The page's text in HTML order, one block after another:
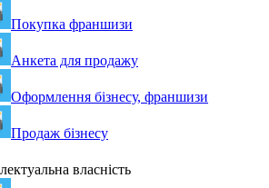
Покупка франшизи
Анкета для продажу
Оформлення бізнесу, франшизи
Продаж бізнесу
власність